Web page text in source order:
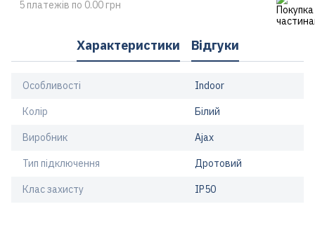
5 платежів по 0.00 грн
Характеристики Відгуки
Особливості Indoor
Колір Білий
Виробник Ajax
Тип підключення Дротовий
Клас захисту IP50